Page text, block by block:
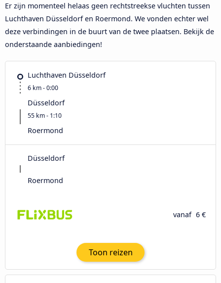
Er zijn momenteel helaas geen rechtstreekse vluchten tussen
Luchthaven Düsseldorf en Roermond. We vonden echter wel
deze verbindingen in de buurt van de twee plaatsen. Bekijk de
onderstaande aanbiedingen!
Luchthaven Düsseldorf
6 km - 0:00
Düsseldorf
55 km - 1:10
Roermond
Düsseldorf
Roermond
vanaf 6 €
Toon reizen